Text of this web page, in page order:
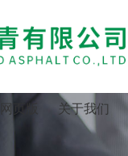
页版 关于我们